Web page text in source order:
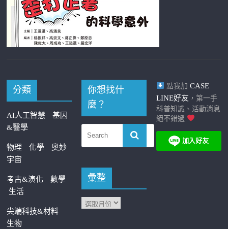
分類
AI人工智慧
基因
&醫學
物理 化學
奧妙
宇宙
考古&演化
數學
生活
尖端科技&材料
生物
你想找什
麼？
彙整
點我加 CASE
LINE好友 ，第一手
科普知識、活動消息
絕不錯過